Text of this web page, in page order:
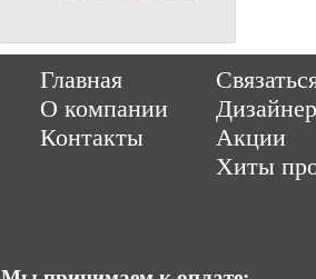
Главная
О компании
Контакты
Акции
Хиты